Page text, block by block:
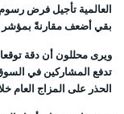
بقي أضعف مقارنةً بمؤشر S&P 500 لثلاث جلساتٍ متتالية.
تدفع المشاركين في
الحذر على المزاج العام